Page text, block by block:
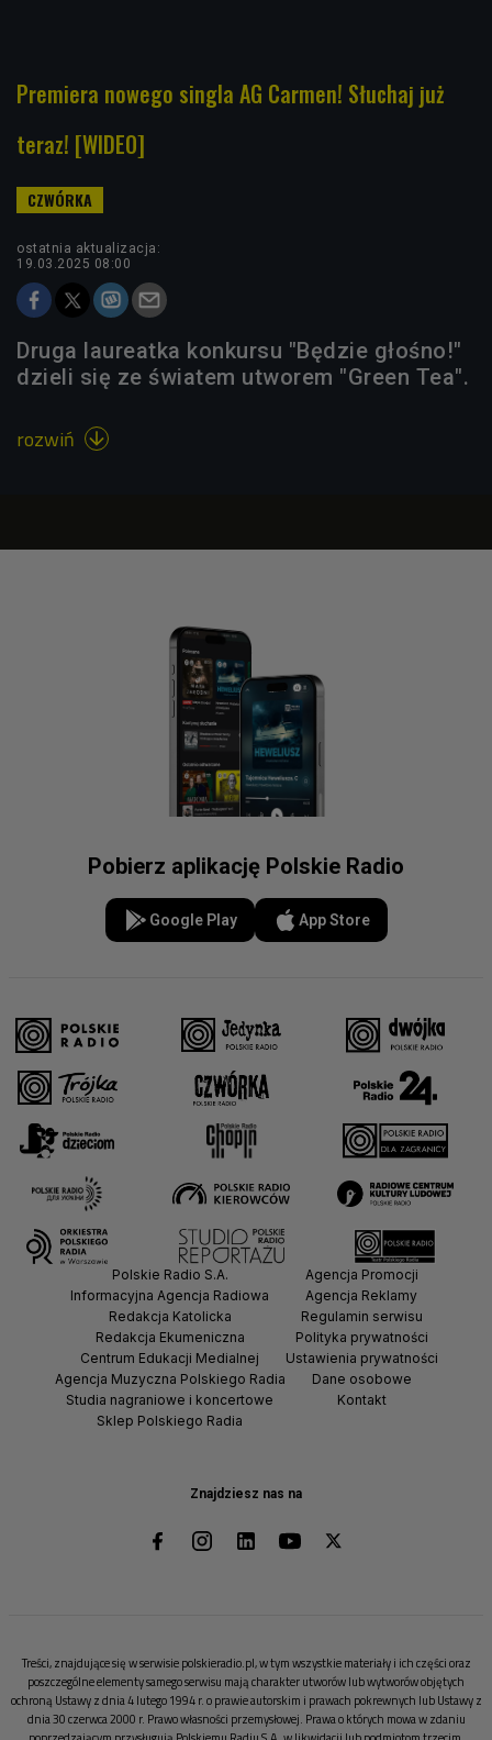
Premiera nowego singla AG Carmen! Słuchaj już
teraz! [WIDEO]
ostatnia aktualizacja:
19.03.2025 08:00
Druga laureatka konkursu "Będzie głośno!"
dzieli się ze światem utworem "Green Tea".
rozwiń 
Pobierz aplikację Polskie Radio
Google Play App Store
Znajdziesz nas na
Polskie Radio S.A.
Informacyjna Agencja Radiowa
Redakcja Katolicka
Redakcja Ekumeniczna
Centrum Edukacji Medialnej
Agencja Muzyczna Polskiego Radia
Studia nagraniowe i koncertowe
Sklep Polskiego Radia
Agencja Promocji
Agencja Reklamy
Regulamin serwisu
Polityka prywatności
Ustawienia prywatności
Dane osobowe
Kontakt
Treści, znajdujące się w serwisie polskieradio.pl, w tym wszystkie materiały i ich części oraz
poszczególne elementy samego serwisu mają charakter utworów lub wytworów objętych
ochroną Ustawy z dnia 4 lutego 1994 r. o prawie autorskim i prawach pokrewnych lub Ustawy z
dnia 30 czerwca 2000 r. Prawo własności przemysłowej. Prawa o których mowa w zdaniu